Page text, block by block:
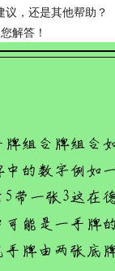
，还是其他帮助？
解答！